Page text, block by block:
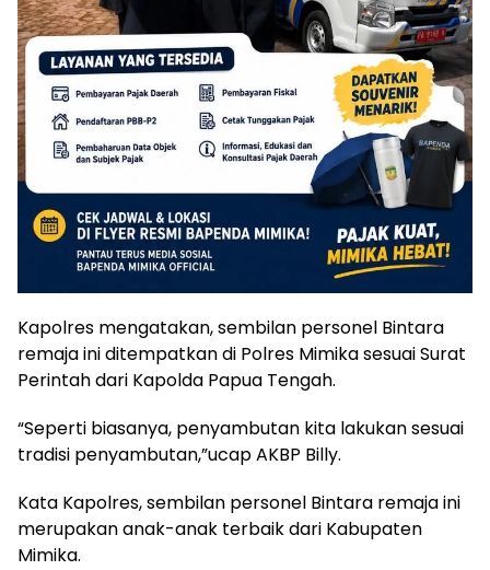
Kapolres mengatakan, sembilan personel Bintara
remaja ini ditempatkan di Polres Mimika sesuai Surat
Perintah dari Kapolda Papua Tengah.
“Seperti biasanya, penyambutan kita lakukan sesuai
tradisi penyambutan,”ucap AKBP Billy.
Kata Kapolres, sembilan personel Bintara remaja ini
merupakan anak-anak terbaik dari Kabupaten
Mimika.